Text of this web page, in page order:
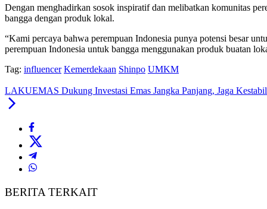
Dengan menghadirkan sosok inspiratif dan melibatkan komunitas
bangga dengan produk lokal.
“Kami percaya bahwa perempuan Indonesia punya potensi besar
perempuan Indonesia untuk bangga menggunakan produk buatan
Tag: influencer Kemerdekaan Shinpo UMKM
LAKUEMAS Dukung Investasi Emas Jangka Panjang, Jaga
BERITA TERKAIT